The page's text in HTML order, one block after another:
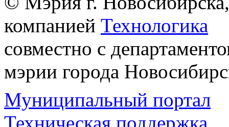
компанией Технологика
совместно с
мэрии города
Муниципальный портал